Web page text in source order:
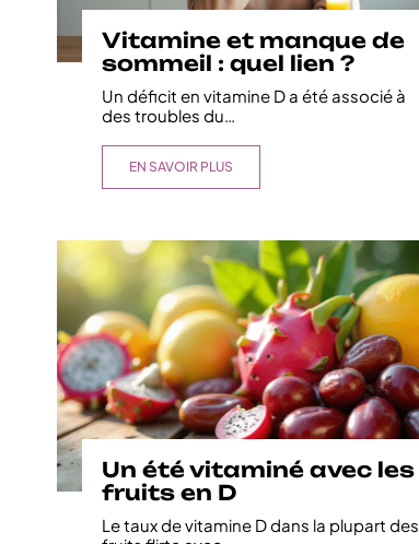
Vitamine et manque de
sommeil : quel lien ?
Un déficit en vitamine D a été associé à
des troubles du…
EN SAVOIR PLUS
Un été vitaminé avec les
fruits en D
Le taux de vitamine D dans la plupart des